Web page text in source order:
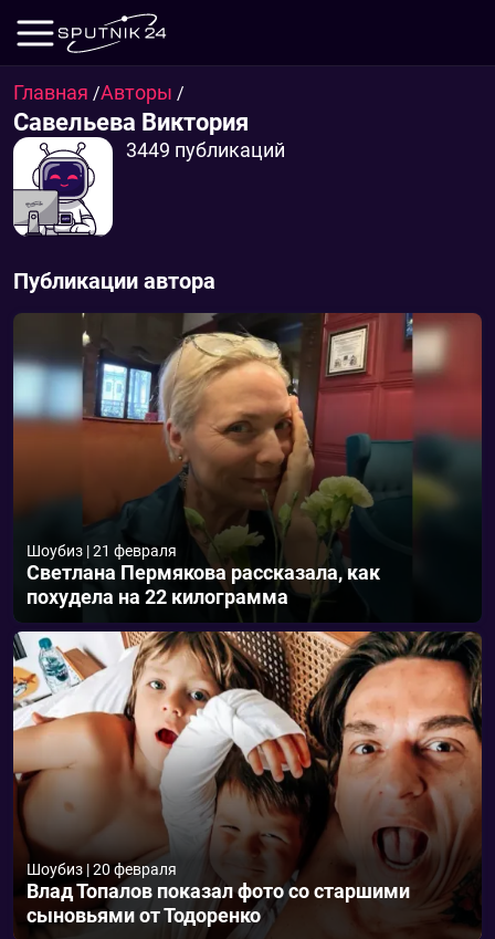
Главная /Авторы /
Савельева Виктория
3449 публикаций
Публикации автора
Шоубиз |21 февраля
Светлана Пермякова рассказала, как
похудела на 22 килограмма
Шоубиз |20 февраля
Влад Топалов показал фото со старшими
сыновьями от Тодоренко